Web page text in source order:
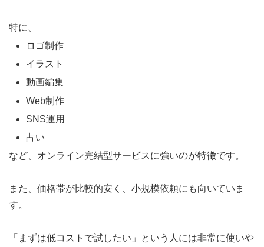
特に、
ロゴ制作
イラスト
動画編集
Web制作
SNS運用
占い
など、オンライン完結型サービスに強いのが特徴です。
また、価格帯が比較的安く、小規模依頼にも向いていま
す。
「まずは低コストで試したい」という人には非常に使いや